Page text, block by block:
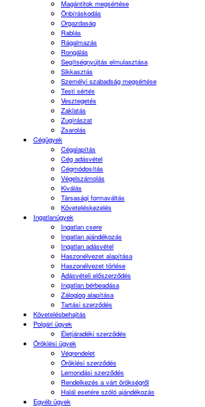
Magántitok megsértése
Önbíráskodás
Orgazdaság
Rablás
Rágalmazás
Rongálás
Segítségnyújtás elmulasztása
Sikkasztás
Személyi szabadság megsértése
Testi sértés
Vesztegetés
Zaklatás
Zugírászat
Zsarolás
Cégügyek
Cégalapítás
Cég adásvétel
Cégmódosítás
Végelszámolás
Kiválás
Társasági formaváltás
Követeléskezelés
Ingatlanügyek
Ingatlan csere
Ingatlan ajándékozás
Ingatlan adásvétel
Haszonélvezet alapítása
Haszonélvezet törlése
Adásvételi előszerződés
Ingatlan bérbeadása
Zálogjog alapítása
Tartási szerződés
Követelésbehajtás
Polgári ügyek
Életjáradéki szerződés
Öröklési ügyek
Végrendelet
Öröklési szerződés
Lemondási szerződés
Rendelkezés a várt örökségről
Halál esetére szóló ajándékozás
Egyéb ügyek